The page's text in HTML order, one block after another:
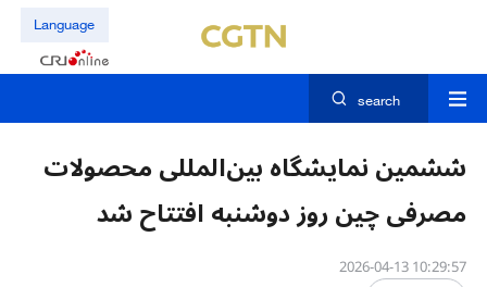
Language
search
ششمین نمایشگاه بین‌المللی محصولات
مصرفی چین روز دوشنبه افتتاح شد
10:29:57 2026-04-13